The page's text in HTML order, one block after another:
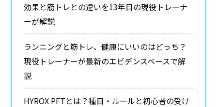
効果と筋トレとの違いを13年目の現役トレーナ
ーが解説
ランニングと筋トレ、健康にいいのはどっち？
現役トレーナーが最新のエビデンスベースで解
説
HYROX PFTとは？種目・ルールと初心者の受け